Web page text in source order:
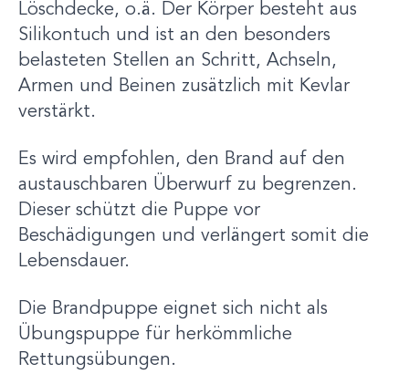
Löschdecke, o.ä. Der Körper besteht aus
Silikontuch und ist an den besonders
belasteten Stellen an Schritt, Achseln,
Armen und Beinen zusätzlich mit Kevlar
verstärkt.
Es wird empfohlen, den Brand auf den
austauschbaren Überwurf zu begrenzen.
Dieser schützt die Puppe vor
Beschädigungen und verlängert somit die
Lebensdauer.
Die Brandpuppe eignet sich nicht als
Übungspuppe für herkömmliche
Rettungsübungen.